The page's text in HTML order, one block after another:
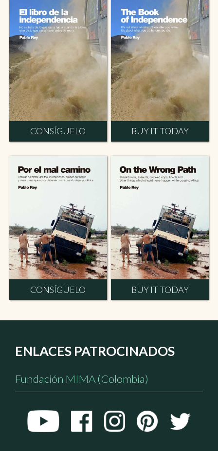
CONSÍGUELO BUY IT TODAY
CONSÍGUELO BUY IT TODAY
ENLACES PATROCINADOS
Fundación MIMA (Colombia)